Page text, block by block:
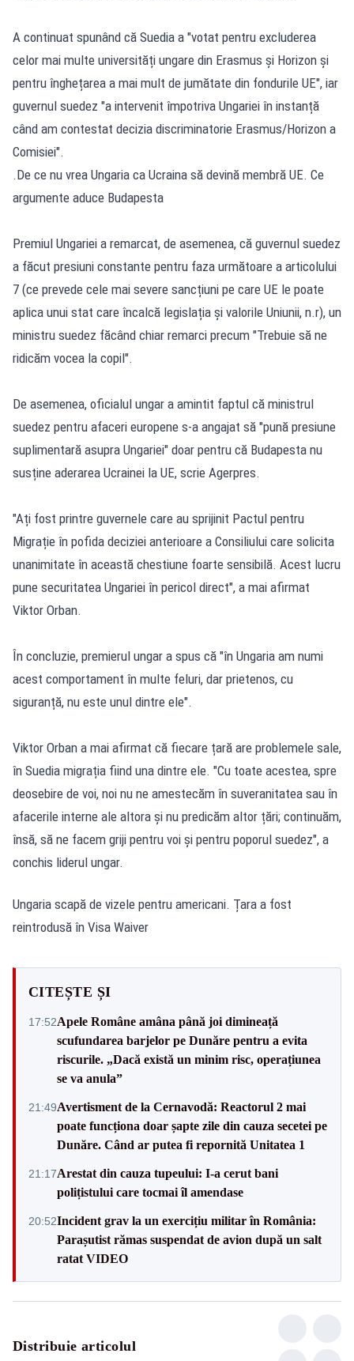
A continuat spunând că Suedia a "votat pentru excluderea
celor mai multe universități ungare din Erasmus și Horizon și
pentru înghețarea a mai mult de jumătate din fondurile UE", iar
guvernul suedez "a intervenit împotriva Ungariei în instanță
când am contestat decizia discriminatorie Erasmus/Horizon a
Comisiei".
.De ce nu vrea Ungaria ca Ucraina să devină membră UE. Ce
argumente aduce Budapesta
Premiul Ungariei a remarcat, de asemenea, că guvernul suedez
a făcut presiuni constante pentru faza următoare a articolului
7 (ce prevede cele mai severe sancțiuni pe care UE le poate
aplica unui stat care încalcă legislația și valorile Uniunii, n.r), un
ministru suedez făcând chiar remarci precum "Trebuie să ne
ridicăm vocea la copil".
De asemenea, oficialul ungar a amintit faptul că ministrul
suedez pentru afaceri europene s-a angajat să "pună presiune
suplimentară asupra Ungariei" doar pentru că Budapesta nu
susține aderarea Ucrainei la UE, scrie Agerpres.
"Ați fost printre guvernele care au sprijinit Pactul pentru
Migrație în pofida deciziei anterioare a Consiliului care solicita
unanimitate în această chestiune foarte sensibilă. Acest lucru
pune securitatea Ungariei în pericol direct", a mai afirmat
Viktor Orban.
În concluzie, premierul ungar a spus că "în Ungaria am numi
acest comportament în multe feluri, dar prietenos, cu
siguranță, nu este unul dintre ele".
Viktor Orban a mai afirmat că fiecare țară are problemele sale,
în Suedia migrația fiind una dintre ele. "Cu toate acestea, spre
deosebire de voi, noi nu ne amestecăm în suveranitatea sau în
afacerile interne ale altora și nu predicăm altor țări; continuăm,
însă, să ne facem griji pentru voi și pentru poporul suedez", a
conchis liderul ungar.
Ungaria scapă de vizele pentru americani. Țara a fost
reintrodusă în Visa Waiver
CITEȘTE ȘI
17:52Apele Române amâna până joi dimineață
scufundarea barjelor pe Dunăre pentru a evita
riscurile. „Dacă există un minim risc, operațiunea
se va anula”
21:49Avertisment de la Cernavodă: Reactorul 2 mai
poate funcționa doar șapte zile din cauza secetei pe
Dunăre. Când ar putea fi repornită Unitatea 1
21:17Arestat din cauza tupeului: I-a cerut bani
polițistului care tocmai îl amendase
20:52Incident grav la un exercițiu militar în România:
Parașutist rămas suspendat de avion după un salt
ratat VIDEO
Distribuie articolul